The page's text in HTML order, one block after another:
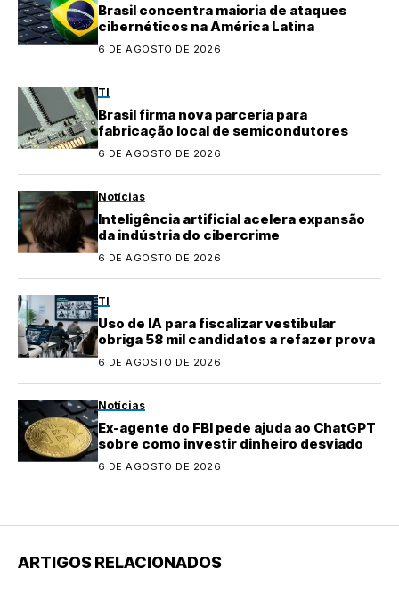
Brasil concentra maioria de ataques
cibernéticos na América Latina
6 DE AGOSTO DE 2026
TI
Brasil firma nova parceria para
fabricação local de semicondutores
6 DE AGOSTO DE 2026
Notícias
Inteligência artificial acelera expansão
da indústria do cibercrime
6 DE AGOSTO DE 2026
TI
Uso de IA para fiscalizar vestibular
obriga 58 mil candidatos a refazer prova
6 DE AGOSTO DE 2026
Notícias
Ex-agente do FBI pede ajuda ao ChatGPT
sobre como investir dinheiro desviado
6 DE AGOSTO DE 2026
ARTIGOS RELACIONADOS